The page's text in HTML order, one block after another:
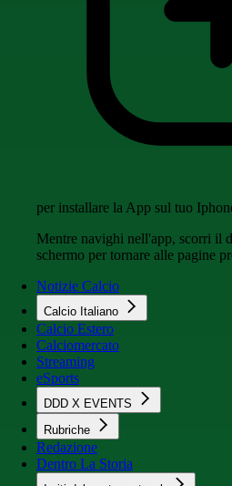
per installare la App sul tuo
Mentre navighi nell'app, scorri il
schermo per tornare alle pagine
Notizie Calcio
Calcio Italiano
Calcio Estero
Calciomercato
Streaming
eSports
DDD X EVENTS
Rubriche
Redazione
Dentro La Storia